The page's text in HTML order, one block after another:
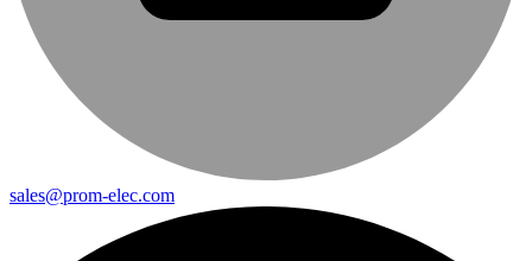
sales@prom-elec.com